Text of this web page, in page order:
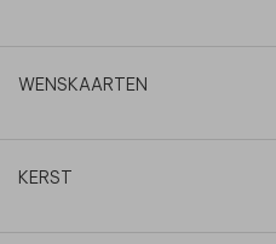
WENSKAARTEN
KERST